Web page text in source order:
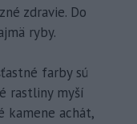
zdravie. Do
ryby.
farby sú
rastliny myší
kamene achát,